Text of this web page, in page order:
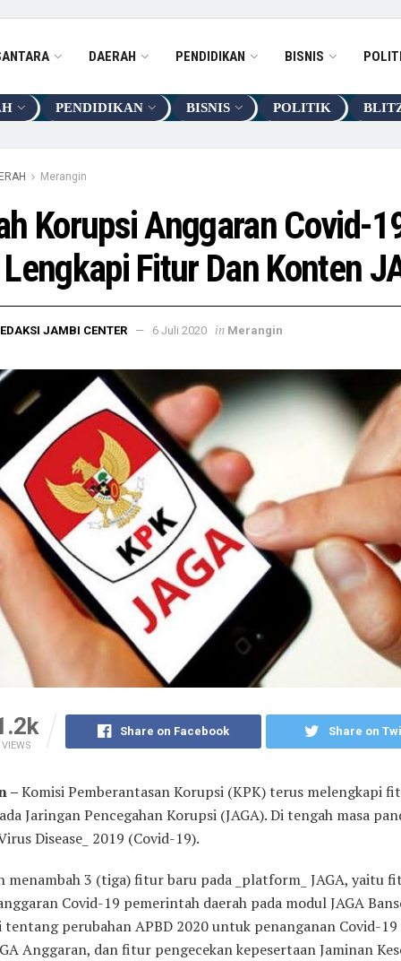
DAERAH PENDIDIKAN BISNIS
PENDIDIKAN BISNIS POLITIK
Merangin
Korupsi Anggaran Covid-
Fitur Dan Konten
JAMBI CENTER 6 Juli 2020 in Merangin
VIEWS
Share on Facebook Share on
–Komisi Pemberantasan Korupsi (KPK) terus melengkapi
Jaringan Pencegahan Korupsi (JAGA). Di tengah masa
Disease_ 2019 (Covid-19).
menambah 3 (tiga) fitur baru pada _platform_ JAGA, yaitu
Covid-19 pemerintah daerah pada modul JAGA
perubahan APBD 2020 untuk penanganan Covid-19
Anggaran, dan fitur pengecekan kepesertaan Jaminan